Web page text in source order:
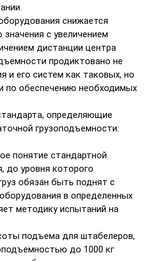
снижается
с увеличением
дистанции центра
продиктовано не
и его систем как таковых, но
по обеспечению необходимых
определяющие
грузоподъемности:
понятие стандартной
до уровня которого
обязан быть поднят с
в определенных
методику испытаний на
подъема для штабелеров,
до 1000 кг